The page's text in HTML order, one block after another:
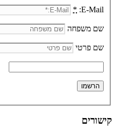
E-Mail:
*
שם משפחה
שם פרטי
קישורים